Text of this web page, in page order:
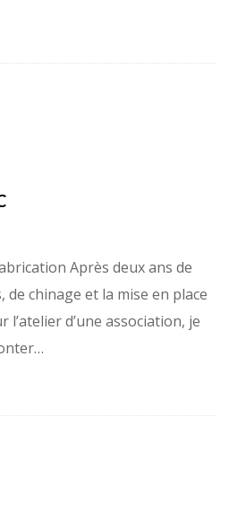
Après deux ans de
de chinage et la mise en place
l’atelier d’une association, je